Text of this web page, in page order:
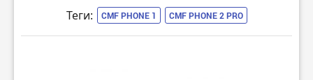
Теги: CMF PHONE 1 CMF PHONE 2 PRO